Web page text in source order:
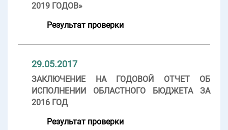
2019 ГОДОВ»
Результат проверки
29.05.2017
ЗАКЛЮЧЕНИЕ НА ГОДОВОЙ ОТЧЕТ ОБ
ИСПОЛНЕНИИ ОБЛАСТНОГО БЮДЖЕТА ЗА
2016 ГОД
Результат проверки